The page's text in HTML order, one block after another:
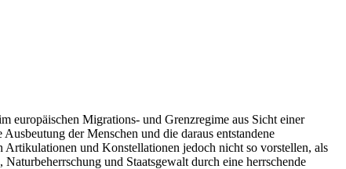
europäischen Migrations- und Grenzregime aus Sicht einer
der Menschen und die daraus entstandene
und Konstellationen jedoch nicht so vorstellen, als
und Staatsgewalt durch eine herrschende